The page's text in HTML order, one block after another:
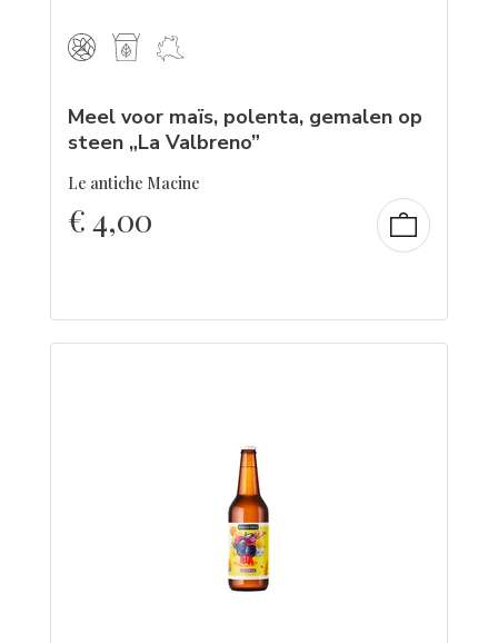
Meel voor maïs, polenta, gemalen op
steen „La Valbreno”
Le antiche Macine
€4,00